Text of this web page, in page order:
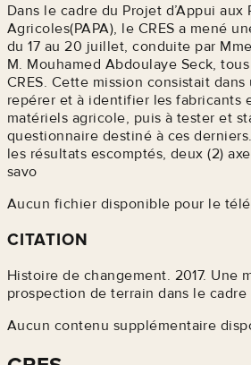
Dans le cadre du Projet d’Appui aux
Agricoles(PAPA), le CRES a mené
du 17 au 20 juillet, conduite par
M. Mouhamed Abdoulaye Seck,
CRES. Cette mission consistait
repérer et à identifier les fabricants
matériels agricole, puis à tester et
questionnaire destiné à ces
les résultats escomptés, deux (2)
savo
Aucun fichier disponible pour le
CITATION
Histoire de changement. 2017. Une
prospection de terrain dans le cadre
Aucun contenu supplémentaire